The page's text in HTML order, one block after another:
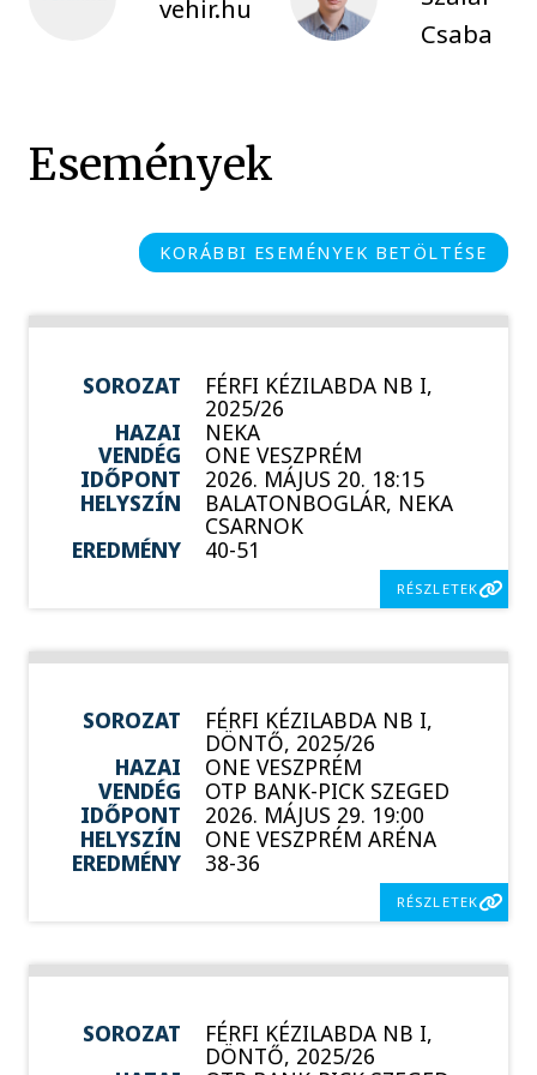
vehir.hu
Csaba
Események
KORÁBBI ESEMÉNYEK BETÖLTÉSE
SOROZAT FÉRFI KÉZILABDA NB I,
2025/26
HAZAI
NEKA
VENDÉG
ONE VESZPRÉM
IDŐPONT
2026. MÁJUS 20. 18:15
HELYSZÍN
BALATONBOGLÁR, NEKA
CSARNOK
EREDMÉNY
40-51
RÉSZLETEK
SOROZAT FÉRFI KÉZILABDA NB I,
DÖNTŐ, 2025/26
HAZAI
ONE VESZPRÉM
VENDÉG
OTP BANK-PICK SZEGED
IDŐPONT
2026. MÁJUS 29. 19:00
HELYSZÍN
ONE VESZPRÉM ARÉNA
EREDMÉNY
38-36
RÉSZLETEK
SOROZAT FÉRFI KÉZILABDA NB I,
DÖNTŐ, 2025/26